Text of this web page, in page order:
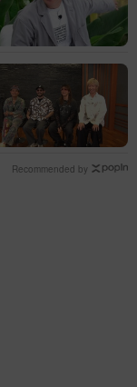
Recommended by